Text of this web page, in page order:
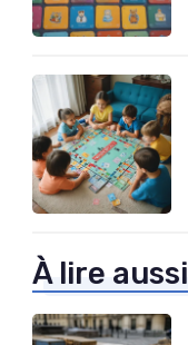
À lire aussi